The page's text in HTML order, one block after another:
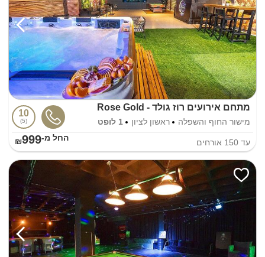
מתחם אירועים רוז גולד - Rose Gold
מישור החוף והשפלה ראשון לציון 1 לופט
10
5
עד 150 אורחים החל מ-₪999